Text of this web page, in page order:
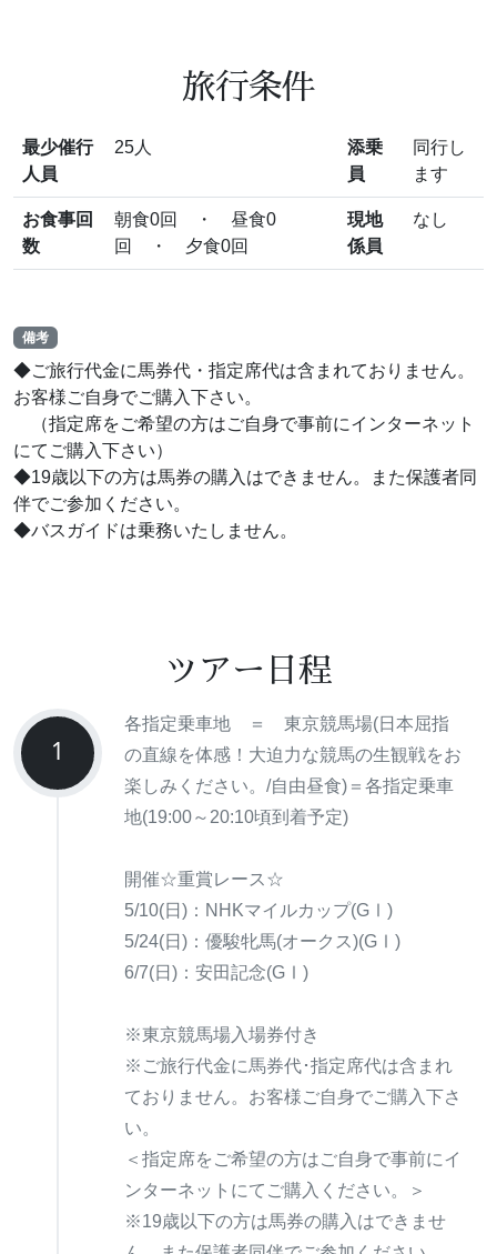
旅行条件
最少催行
人員
25人
添乗
員
同行し
ます
お食事回
数
朝食0回 ・ 昼食0
回 ・ 夕食0回
現地
係員
なし
備考
◆ご旅行代金に馬券代・指定席代は含まれておりません。
お客様ご自身でご購入下さい。
（指定席をご希望の方はご自身で事前にインターネット
にてご購入下さい）
◆19歳以下の方は馬券の購入はできません。また保護者同
伴でご参加ください。
◆バスガイドは乗務いたしません。
ツアー日程
1
各指定乗車地 ＝ 東京競馬場(日本屈指
の直線を体感！大迫力な競馬の生観戦をお
楽しみください。/自由昼食)＝各指定乗車
地(19:00～20:10頃到着予定)
開催☆重賞レース☆
5/10(日)：NHKマイルカップ(GⅠ)
5/24(日)：優駿牝馬(オークス)(GⅠ)
6/7(日)：安田記念(GⅠ)
※東京競馬場入場券付き
※ご旅行代金に馬券代･指定席代は含まれ
ておりません。お客様ご自身でご購入下さ
い。
＜指定席をご希望の方はご自身で事前にイ
ンターネットにてご購入ください。＞
※19歳以下の方は馬券の購入はできませ